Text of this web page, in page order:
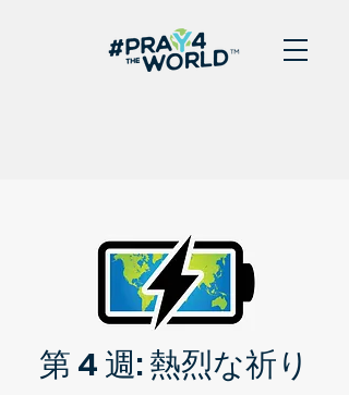
第 4 週: 熱烈な祈り